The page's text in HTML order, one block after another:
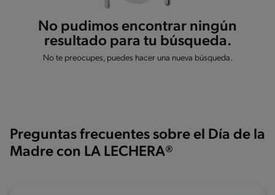
No pudimos encontrar ningún
resultado para tu búsqueda.
No te preocupes, puedes hacer una nueva búsqueda.
Preguntas frecuentes sobre el Día de la
Madre con LA LECHERA®